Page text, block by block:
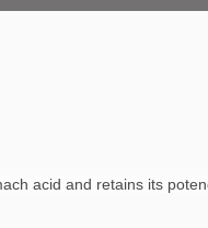
acid and retains its